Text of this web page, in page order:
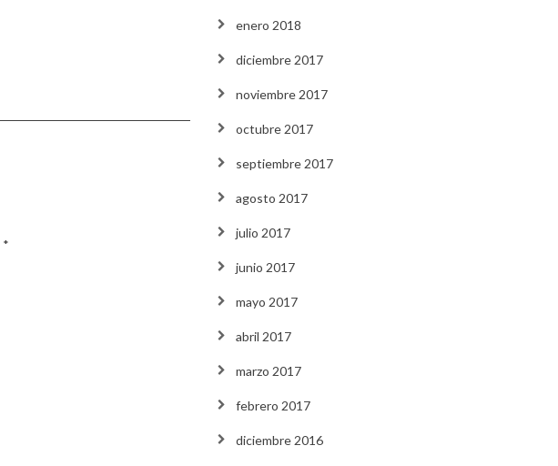
*
enero 2018
diciembre 2017
noviembre 2017
octubre 2017
septiembre 2017
agosto 2017
julio 2017
junio 2017
mayo 2017
abril 2017
marzo 2017
febrero 2017
diciembre 2016